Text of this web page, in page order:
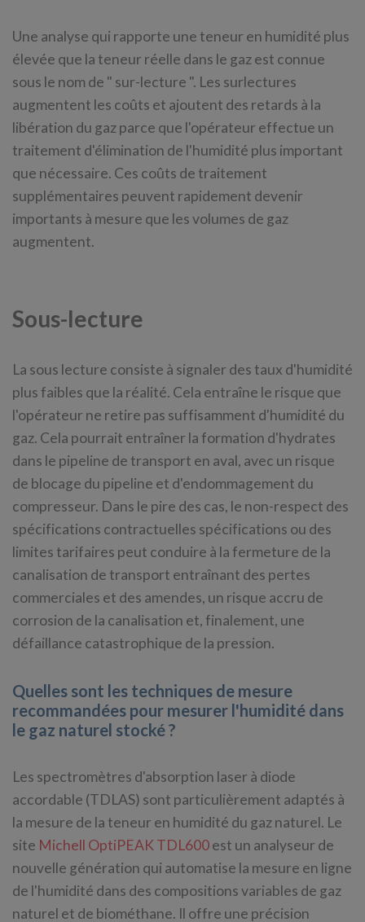
Une analyse qui rapporte une teneur en humidité plus
élevée que la teneur réelle dans le gaz est connue
sous le nom de " sur-lecture ". Les surlectures
augmentent les coûts et ajoutent des retards à la
libération du gaz parce que l'opérateur effectue un
traitement d'élimination de l'humidité plus important
que nécessaire. Ces coûts de traitement
supplémentaires peuvent rapidement devenir
importants à mesure que les volumes de gaz
augmentent.
Sous-lecture
La sous lecture consiste à signaler des taux d'humidité
plus faibles que la réalité. Cela entraîne le risque que
l'opérateur ne retire pas suffisamment d'humidité du
gaz. Cela pourrait entraîner la formation d'hydrates
dans le pipeline de transport en aval, avec un risque
de blocage du pipeline et d'endommagement du
compresseur. Dans le pire des cas, le non-respect des
spécifications contractuelles spécifications ou des
limites tarifaires peut conduire à la fermeture de la
canalisation de transport entraînant des pertes
commerciales et des amendes, un risque accru de
corrosion de la canalisation et, finalement, une
défaillance catastrophique de la pression.
Quelles sont les techniques de mesure
recommandées pour mesurer l'humidité dans
le gaz naturel stocké ?
Les spectromètres d'absorption laser à diode
accordable (TDLAS) sont particulièrement adaptés à
la mesure de la teneur en humidité du gaz naturel. Le
site Michell OptiPEAK TDL600est un analyseur de
nouvelle génération qui automatise la mesure en ligne
de l'humidité dans des compositions variables de gaz
naturel et de biométhane. Il offre une précision